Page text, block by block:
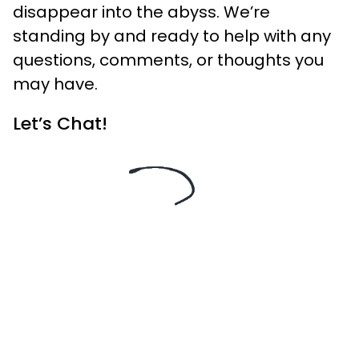
disappear into the abyss. We’re
standing by and ready to help with any
questions, comments, or thoughts you
may have.
Let’s Chat!